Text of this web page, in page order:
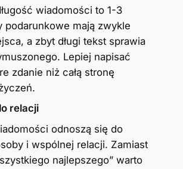
wiadomości to 1-3
podarunkowe mają zwykle
a zbyt długi tekst sprawia
Lepiej napisać
zdanie niż całą stronę
relacji
odnoszą się do
i wspólnej relacji. Zamiast
najlepszego” warto